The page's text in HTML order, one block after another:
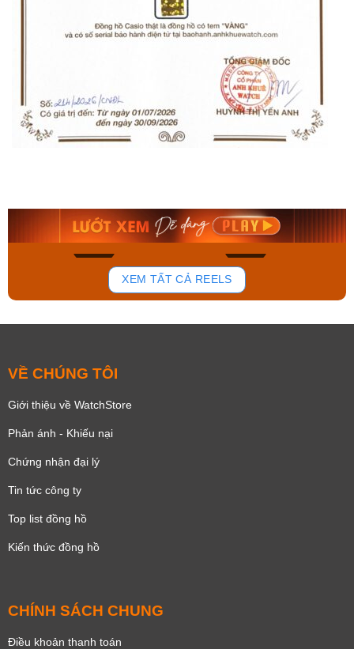
150
Mua ngay Mua ngay
XEM TẤT CẢ REELS
VỀ CHÚNG TÔI
Giới thiệu về WatchStore
Phản ánh - Khiếu nại
Chứng nhận đại lý
Tin tức công ty
Top list đồng hồ
Kiến thức đồng hồ
CHÍNH SÁCH CHUNG
Điều khoản thanh toán